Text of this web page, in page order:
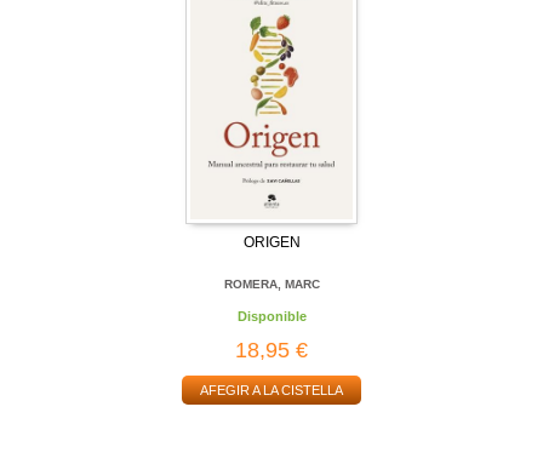
ORIGEN
ROMERA, MARC
Disponible
18,95 €
AFEGIR A LA CISTELLA